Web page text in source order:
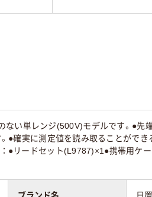
い単レンジ(500V)モデルです。●
●確実に測定値を読み取ることがで
●リードセット(L9787)×1●携帯用ケ